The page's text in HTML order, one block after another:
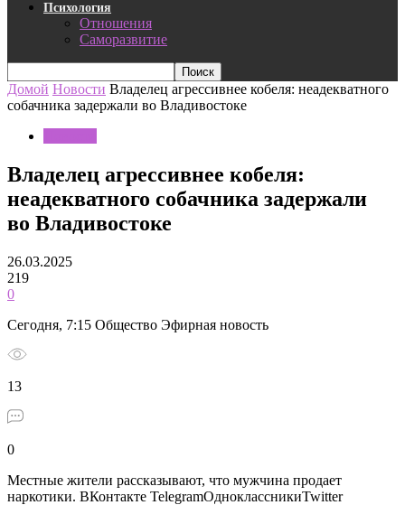
Психология
Отношения
Саморазвитие
Домой Новости Владелец агрессивнее кобеля: неадекватного
собачника задержали во Владивостоке
Владелец агрессивнее кобеля:
неадекватного собачника задержали
во Владивостоке
26.03.2025
219
0
Сегодня, 7:15 Общество Эфирная новость
13
0
Местные жители рассказывают, что мужчина продает
наркотики. ВКонтакте TelegramОдноклассникиTwitter